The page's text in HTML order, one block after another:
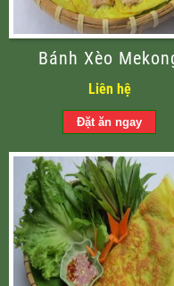
Bánh Xèo
Liên hệ